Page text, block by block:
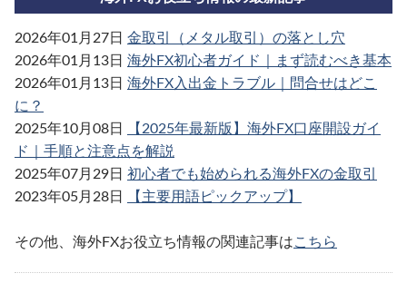
2026年01月27日 金取引（メタル取引）の落とし穴
2026年01月13日 海外FX初心者ガイド｜まず読むべき基本
2026年01月13日 海外FX入出金トラブル｜問合せはどこ
に？
2025年10月08日
【2025年最新版】海外FX口座開設ガイ
ド｜手順と注意点を解説
2025年07月29日 初心者でも始められる海外FXの金取引
2023年05月28日
【主要用語ピックアップ】
その他、海外FXお役立ち情報の関連記事はこちら